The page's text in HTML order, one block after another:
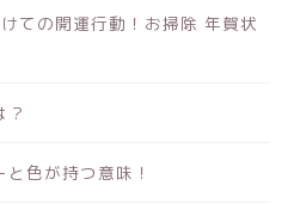
ての開運行動！お掃除 年賀状
？
色が持つ意味！